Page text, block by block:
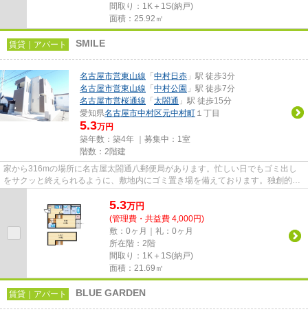
間取り：1K＋1S(納戸)
面積：25.92㎡
賃貸｜アパート SMILE
名古屋市営東山線 「 中村日赤 」駅 徒歩3分
名古屋市営東山線 「 中村公園 」駅 徒歩7分
名古屋市営桜通線 「 太閤通 」駅 徒歩15分
愛知県名古屋市中村区元中村町 １丁目
5.3万円
築年数：築4年 ｜募集中： 1室
階数：2階建
家から316mの場所に名古屋太閤通八郵便局があります。忙しい日でもゴミ出し
をサクッと終えられるように、敷地内にゴミ置き場を備えております。独創的な
5.3万円
(管理費・共益費 4,000円)
敷：0ヶ月｜礼：0ヶ月
所在階：2階
間取り：1K＋1S(納戸)
面積：21.69㎡
賃貸｜アパート BLUE GARDEN